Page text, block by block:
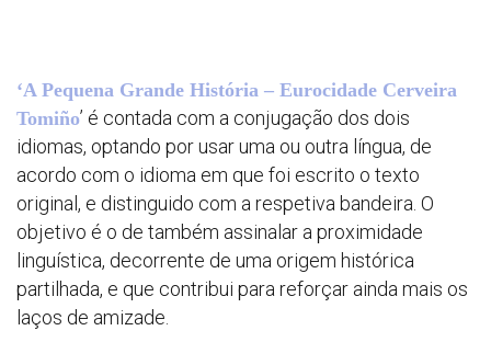
‘A Pequena Grande História – Eurocidade Cerveira
Tomiño’ é contada com a conjugação dos dois
idiomas, optando por usar uma ou outra língua, de
acordo com o idioma em que foi escrito o texto
original, e distinguido com a respetiva bandeira. O
objetivo é o de também assinalar a proximidade
linguística, decorrente de uma origem histórica
partilhada, e que contribui para reforçar ainda mais os
laços de amizade.